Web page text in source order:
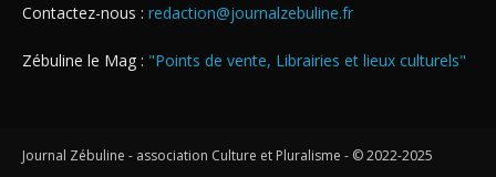
Contactez-nous : redaction@journalzebuline.fr
Zébuline le Mag : "Points de vente, Librairies et lieux culturels"
Journal Zébuline - association Culture et Pluralisme - © 2022-2025